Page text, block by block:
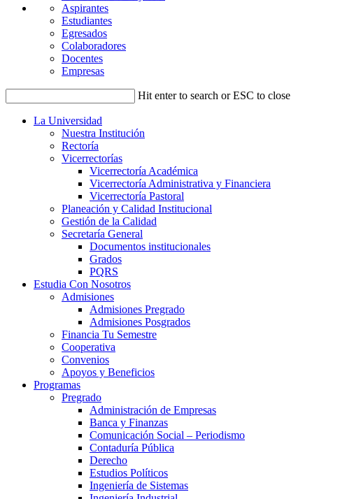
Aspirantes
Estudiantes
Egresados
Colaboradores
Docentes
Empresas
Hit enter to search or ESC to close
La Universidad
Nuestra Institución
Rectoría
Vicerrectorías
Vicerrectoría Académica
Vicerrectoría Administrativa y Financiera
Vicerrectoría Pastoral
Planeación y Calidad Institucional
Gestión de la Calidad
Secretaría General
Documentos institucionales
Grados
PQRS
Estudia Con Nosotros
Admisiones
Admisiones Pregrado
Admisiones Posgrados
Financia Tu Semestre
Cooperativa
Convenios
Apoyos y Beneficios
Programas
Pregrado
Administración de Empresas
Banca y Finanzas
Comunicación Social – Periodismo
Contaduría Pública
Derecho
Estudios Políticos
Ingeniería de Sistemas